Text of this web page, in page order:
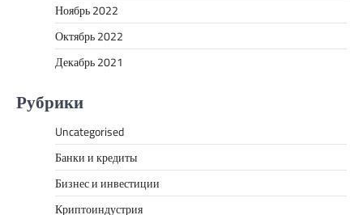
Ноябрь 2022
Октябрь 2022
Декабрь 2021
Рубрики
Uncategorised
Банки и кредиты
Бизнес и инвестиции
Криптоиндустрия